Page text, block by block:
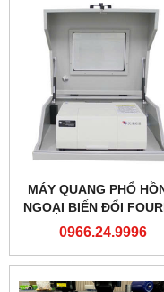
MÁY QUANG PHỔ
NGOẠI BIẾN ĐỔI
0966.24.9996